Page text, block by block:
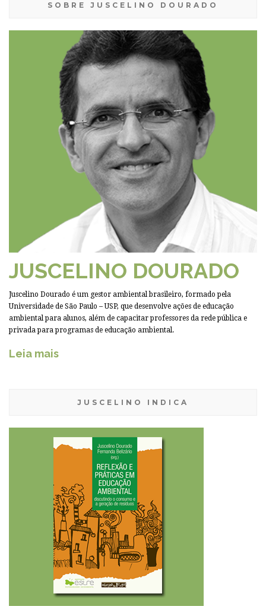
SOBRE JUSCELINO DOURADO
JUSCELINO DOURADO
Juscelino Dourado é um gestor ambiental brasileiro, formado pela
Universidade de São Paulo – USP, que desenvolve ações de educação
ambiental para alunos, além de capacitar professores da rede pública e
privada para programas de educação ambiental.
Leia mais
JUSCELINO INDICA